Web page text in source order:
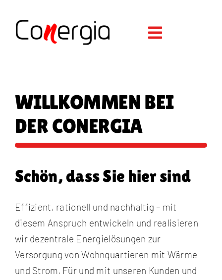
content
WILLKOMMEN BEI
DER CONERGIA
Schön, dass Sie hier sind
Effizient, rationell und nachhaltig – mit
diesem Anspruch entwickeln und realisieren
wir dezentrale Energielösungen zur
Versorgung von Wohnquartieren mit Wärme
und Strom. Für und mit unseren Kunden und